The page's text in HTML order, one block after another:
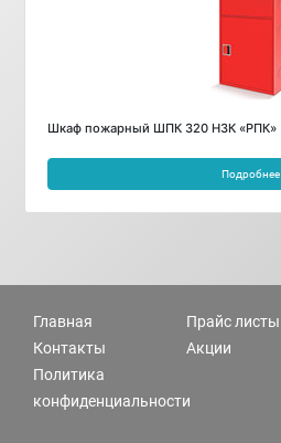
Шкаф пожарный ШПК 320 НЗК «РПК»
Подробнее
Главная
Контакты
Политика
конфиденциальности
Прайс листы
Акции